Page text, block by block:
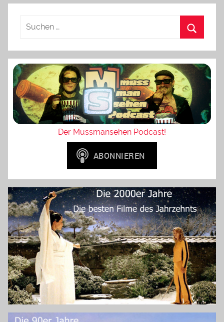
Der Mussmansehen Podcast!